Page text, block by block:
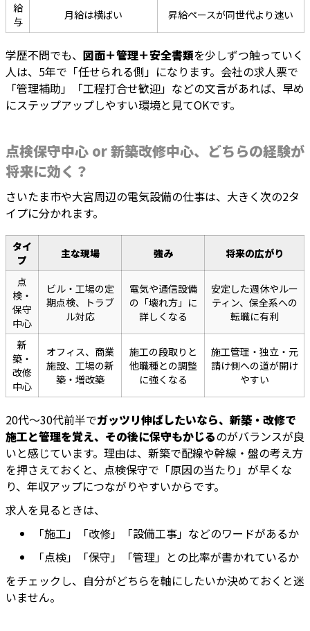
給
与
月給は横ばい 昇給ペースが同世代より速い
学歴不問でも、 図面＋管理＋安全書類を少しずつ触っていく
人は、5年で「任せられる側」になります。会社の求人票で
「管理補助」「工程打合せ歓迎」などの文言があれば、早め
にステップアップしやすい環境と見てOKです。
点検保守中心 or 新築改修中心、どちらの経験が
将来に効く？
さいたま市や大宮周辺の電気設備の仕事は、大きく次の2タ
イプに分かれます。
タイ
プ
主な現場 強み 将来の広がり
点
検・
保守
中心
ビル・工場の定
期点検、トラブ
ル対応
電気や通信設備
の「壊れ方」に
詳しくなる
安定した週休やルー
ティン、保全系への
転職に有利
新
築・
改修
中心
オフィス、商業
施設、工場の新
築・増改築
施工の段取りと
他職種との調整
に強くなる
施工管理・独立・元
請け側への道が開け
やすい
20代〜30代前半でガッツリ伸ばしたいなら、新築・改修で
施工と管理を覚え、その後に保守もかじるのがバランスが良
いと感じています。理由は、新築で配線や幹線・盤の考え方
を押さえておくと、点検保守で「原因の当たり」が早くな
り、年収アップにつながりやすいからです。
求人を見るときは、
「施工」「改修」「設備工事」などのワードがあるか
「点検」「保守」「管理」との比率が書かれているか
をチェックし、自分がどちらを軸にしたいか決めておくと迷
いません。